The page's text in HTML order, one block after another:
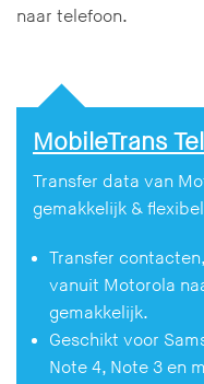
naar telefoon.
MobileTrans
Transfer data van
gemakkelijk & flexibel
Transfer
vanuit Motorola
gemakkelijk.
Geschikt voor
Note 4, Note 3 en